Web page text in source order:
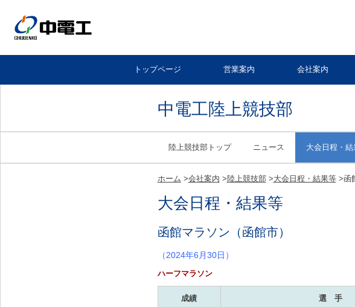
トップページ 営業案内 会社案内
中電工陸上競技部
陸上競技部トップ ニュース 大会日程・結
ホーム >会社案内 >陸上競技部>大会日程・結果等>函
大会日程・結果等
函館マラソン（函館市）
（2024年6月30日）
ハーフマラソン
成績 選 手